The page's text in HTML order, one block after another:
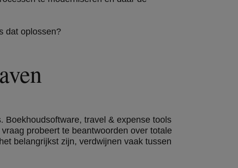
dat oplossen?
Boekhoudsoftware, travel & expense tools
probeert te beantwoorden over totale
belangrijkst zijn, verdwijnen vaak tussen